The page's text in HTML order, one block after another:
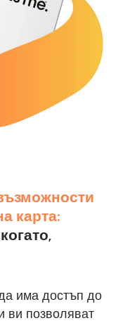
карта:
има достъп до
ви позволяват